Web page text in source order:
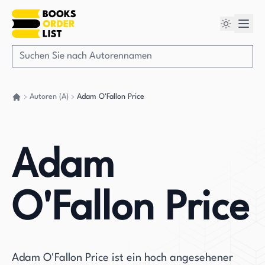
Autoren (A) Adam O'Fallon Price
Adam
O'Fallon Price
Adam O'Fallon Price ist ein hoch angesehener